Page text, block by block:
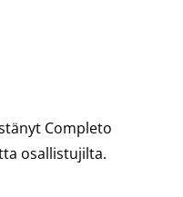
Completo
osallistujilta.